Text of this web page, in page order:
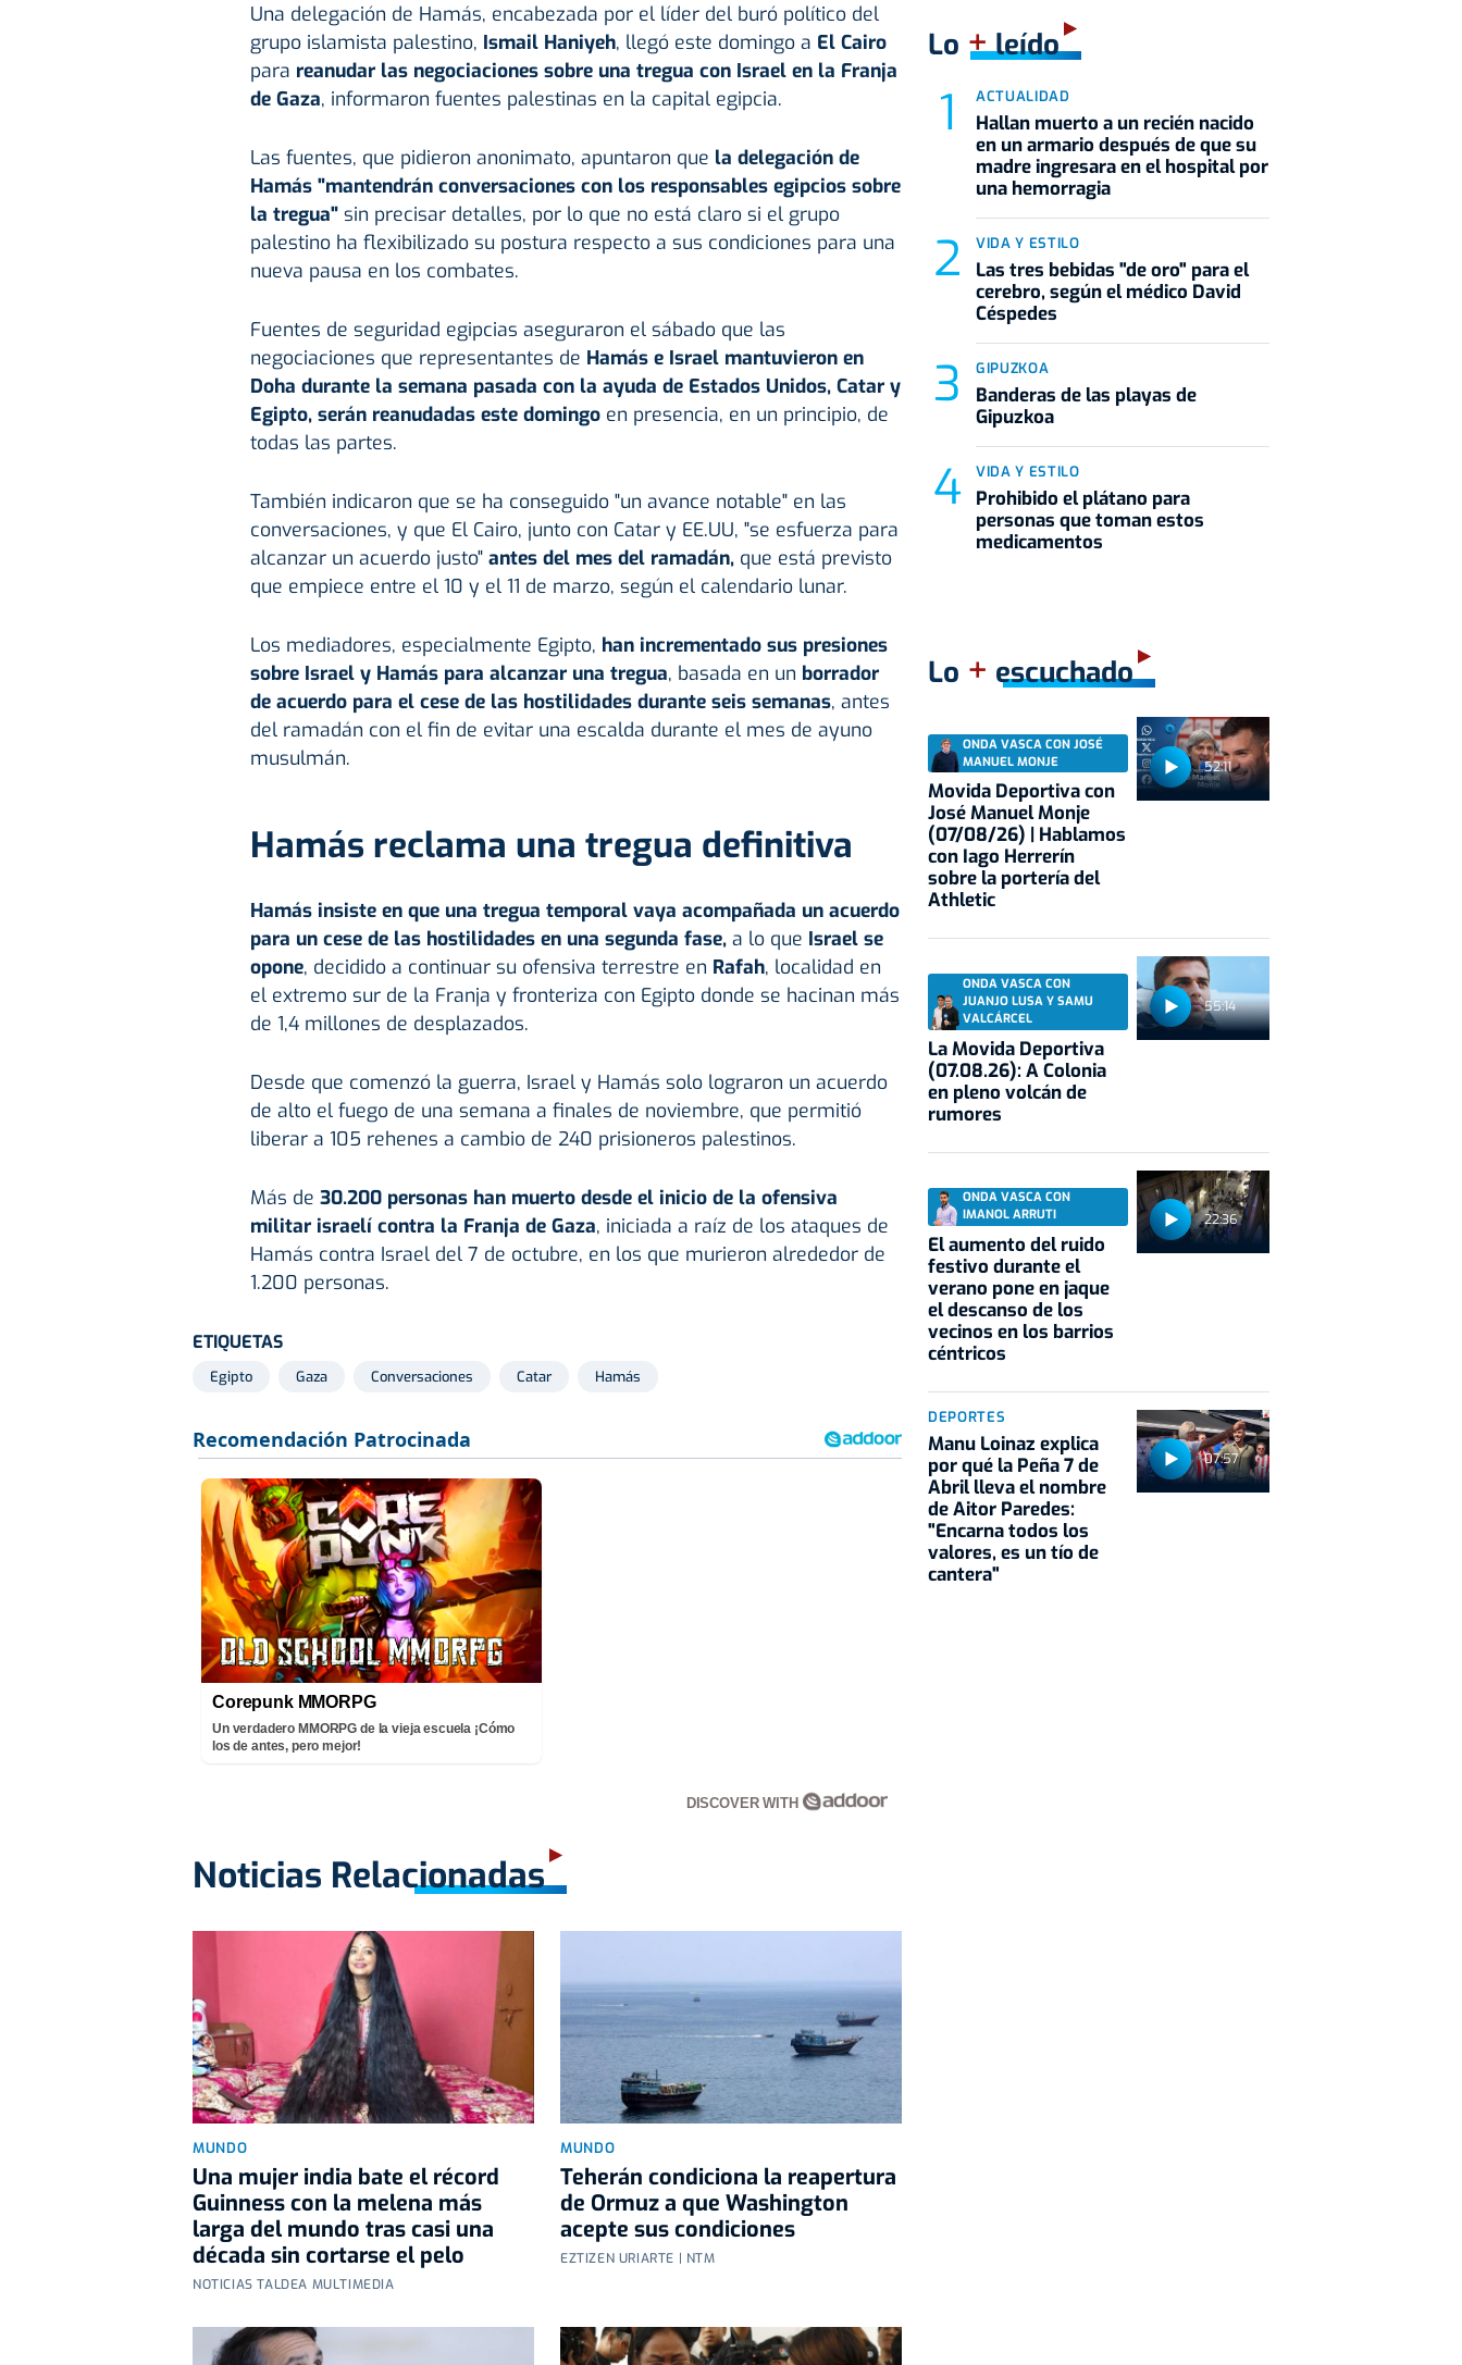
Una delegación de Hamás, encabezada por el líder del buró político del
grupo islamista palestino, Ismail Haniyeh, llegó este domingo a El Cairo
para reanudar las negociaciones sobre una tregua con Israel en la Franja
de Gaza, informaron fuentes palestinas en la capital egipcia.
Las fuentes, que pidieron anonimato, apuntaron que la delegación de
Hamás "mantendrán conversaciones con los responsables egipcios sobre
la tregua" sin precisar detalles, por lo que no está claro si el grupo
palestino ha flexibilizado su postura respecto a sus condiciones para una
nueva pausa en los combates.
Fuentes de seguridad egipcias aseguraron el sábado que las
negociaciones que representantes de Hamás e Israel mantuvieron en
Doha durante la semana pasada con la ayuda de Estados Unidos, Catar y
Egipto, serán reanudadas este domingo en presencia, en un principio, de
todas las partes.
También indicaron que se ha conseguido "un avance notable" en las
conversaciones, y que El Cairo, junto con Catar y EE.UU, "se esfuerza para
alcanzar un acuerdo justo" antes del mes del ramadán,que está previsto
que empiece entre el 10 y el 11 de marzo, según el calendario lunar.
Los mediadores, especialmente Egipto, han incrementado sus presiones
sobre Israel y Hamás para alcanzar una tregua, basada en un borrador
de acuerdo para el cese de las hostilidades durante seis semanas, antes
del ramadán con el fin de evitar una escalda durante el mes de ayuno
musulmán.
Hamás reclama una tregua definitiva
Hamás insiste en que una tregua temporal vaya acompañada un acuerdo
para un cese de las hostilidades en una segunda fase,a lo que Israel se
opone, decidido a continuar su ofensiva terrestre en Rafah, localidad en
el extremo sur de la Franja y fronteriza con Egipto donde se hacinan más
de 1,4 millones de desplazados.
Desde que comenzó la guerra, Israel y Hamás solo lograron un acuerdo
de alto el fuego de una semana a finales de noviembre, que permitió
liberar a 105 rehenes a cambio de 240 prisioneros palestinos.
Más de 30.200 personas han muerto desde el inicio de la ofensiva
militar israelí contra la Franja de Gaza, iniciada a raíz de los ataques de
Hamás contra Israel del 7 de octubre, en los que murieron alrededor de
1.200 personas.
ETIQUETAS
Egipto Gaza Conversaciones Catar Hamás
Corepunk MMORPG
Un verdadero MMORPG de la vieja escuela ¡Cómo
los de antes, pero mejor!
DISCOVER WITH
Noticias Relacionadas
MUNDO
Una mujer india bate el récord
Guinness con la melena más
larga del mundo tras casi una
década sin cortarse el pelo
NOTICIAS TALDEA MULTIMEDIA
MUNDO
Teherán condiciona la reapertura
de Ormuz a que Washington
acepte sus condiciones
EZTIZEN URIARTE | NTM
Lo +leído
ACTUALIDAD
Hallan muerto a un recién nacido
en un armario después de que su
madre ingresara en el hospital por
una hemorragia
VIDA Y ESTILO
Las tres bebidas "de oro" para el
cerebro, según el médico David
Céspedes
GIPUZKOA
Banderas de las playas de
Gipuzkoa
VIDA Y ESTILO
Prohibido el plátano para
personas que toman estos
medicamentos
Lo + escuchado
52:11
ONDA VASCA CON JOSÉ
MANUEL MONJE
Movida Deportiva con
José Manuel Monje
(07/08/26) | Hablamos
con Iago Herrerín
sobre la portería del
Athletic
55:14
ONDA VASCA CON
JUANJO LUSA Y SAMU
VALCÁRCEL
La Movida Deportiva
(07.08.26): A Colonia
en pleno volcán de
rumores
22:36
ONDA VASCA CON
IMANOL ARRUTI
El aumento del ruido
festivo durante el
verano pone en jaque
el descanso de los
vecinos en los barrios
céntricos
07:57
DEPORTES
Manu Loinaz explica
por qué la Peña 7 de
Abril lleva el nombre
de Aitor Paredes:
"Encarna todos los
valores, es un tío de
cantera"